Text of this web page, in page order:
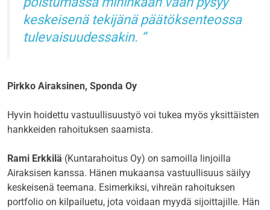
keskeisenä tekijänä päätöksenteossa
tulevaisuudessakin.
Pirkko Airaksinen, Sponda Oy
Hyvin hoidettu vastuullisuustyö voi tukea myös yksittäisten
hankkeiden rahoituksen saamista.
Rami Erkkilä (Kuntarahoitus Oy) on samoilla linjoilla
Airaksisen kanssa. Hänen mukaansa vastuullisuus säilyy
keskeisenä teemana. Esimerkiksi, vihreän rahoituksen
portfolio on kilpailuetu, jota voidaan myydä sijoittajille. Hän